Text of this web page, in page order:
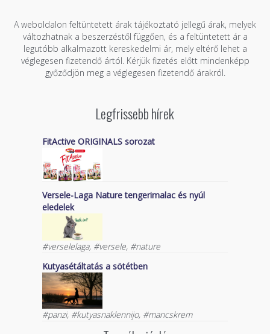
A weboldalon feltüntetett árak tájékoztató jellegű árak, melyek
változhatnak a beszerzéstől függően, és a feltüntetett ár a
legutóbb alkalmazott kereskedelmi ár, mely eltérő lehet a
véglegesen fizetendő ártól. Kérjük fizetés előtt mindenképp
győződjön meg a véglegesen fizetendő árakról.
Legfrissebb hírek
FitActive ORIGINALS sorozat
Versele-Laga Nature tengerimalac és nyúl
eledelek
#verselelaga, #versele, #nature
Kutyasétáltatás a sötétben
#panzi, #kutyasnaklennijo, #mancskrem